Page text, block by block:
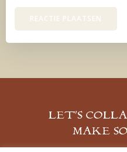
LET’S
MAKE